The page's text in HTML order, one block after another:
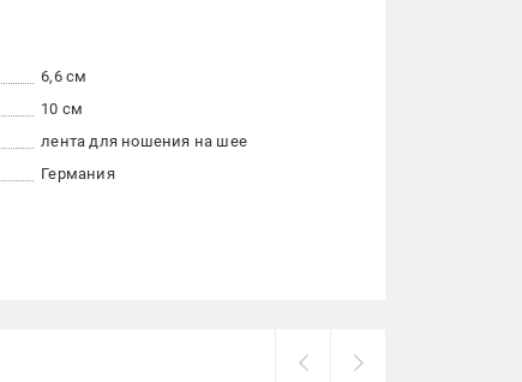
6,6 см
10 см
лента для ношения на шее
Германия